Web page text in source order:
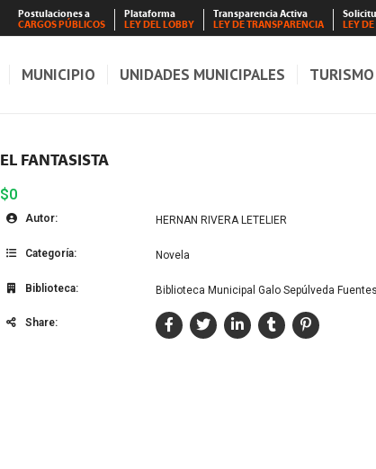
Postulaciones a
CARGOS PÚBLICOS
Plataforma
LEY DEL LOBBY
Transparencia Activa
LEY DE TRANSPARENCIA
LEY
MUNICIPIO UNIDADES MUNICIPALES TURISMO
EL FANTASISTA
$0
Autor: HERNAN RIVERA LETELIER
Categoría: Novela
Biblioteca: Biblioteca Municipal Galo Sepúlveda Fuentes
Share: